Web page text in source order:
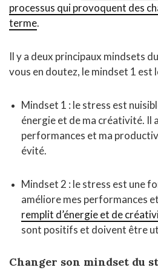
processus qui provoquent des
terme.
Il y a deux principaux mindsets
vous en doutez, le mindset 1 est
Mindset 1 : le stress est
énergie et de ma créativité. Il
performances et ma
évité.
Mindset 2 : le stress est une
améliore mes performances
remplit d’énergie et de
sont positifs et doivent être
Changer son mindset du